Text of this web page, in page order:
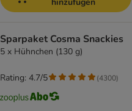
Sparpaket Cosma Snackies
5 x Hühnchen (130 g)
Rating: 4.7/5 (4300)